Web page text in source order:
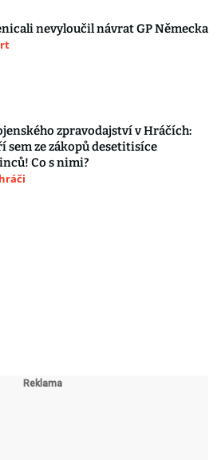
nevyloučil návrat GP Německa
zpravodajství v Hráčích:
sem ze zákopů desetitisíce
Co s nimi?